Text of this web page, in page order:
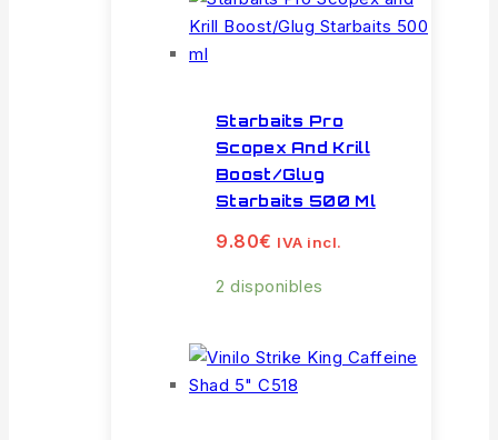
Starbaits Pro
Scopex And Krill
Boost/Glug
Starbaits 500 Ml
9.80€ IVA incl.
2 disponibles